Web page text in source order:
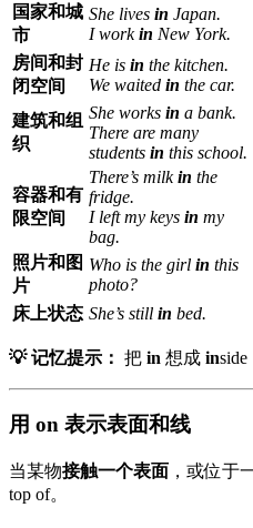
国家和城
市
She lives in Japan.
I workin New York.
房间和封
闭空间
He is in the kitchen.
We waited in the car.
建筑和组
织
She works in a bank.
There are many
students in this school.
容器和有
限空间
There’s milkin the
fridge.
I left my keys in my
bag.
照片和图
片
Who is the girl in this
photo?
床上状态 She’s still in bed.
💡 记忆提示： 把 in 想成 inside
用 on 表示表面和线
当某物接触一个表面 ，或位于
top of。